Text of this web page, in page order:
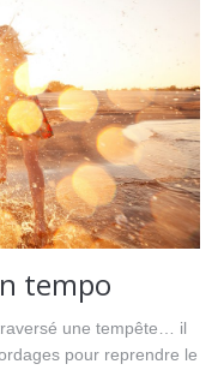
tempo
une tempête… il
pour reprendre le